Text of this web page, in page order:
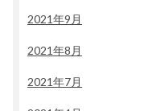
2021年9月
2021年8月
2021年7月